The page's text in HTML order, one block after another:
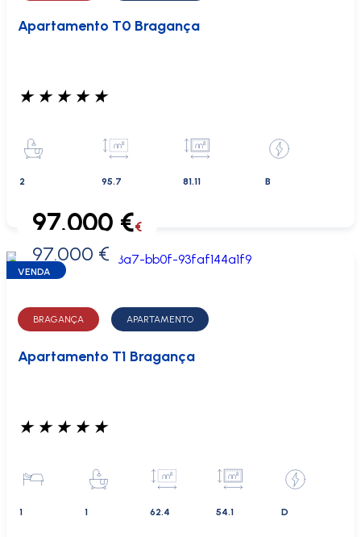
Apartamento T0 Bragança
★ ★ ★ ★ ★
2 95.7 81.11 B
0 €
97.000 €€
97.000 €
VENDA
BRAGANÇA APARTAMENTO
Apartamento T1 Bragança
★ ★ ★ ★ ★
1 1 62.4 54.1 D